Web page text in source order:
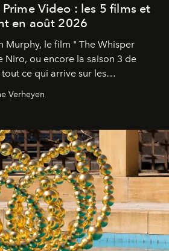
Video : les 5 films et
en août 2026
Murphy, le film " The Whisper
Niro, ou encore la saison 3 de
ce qui arrive sur les
en août 2026.
Verheyen